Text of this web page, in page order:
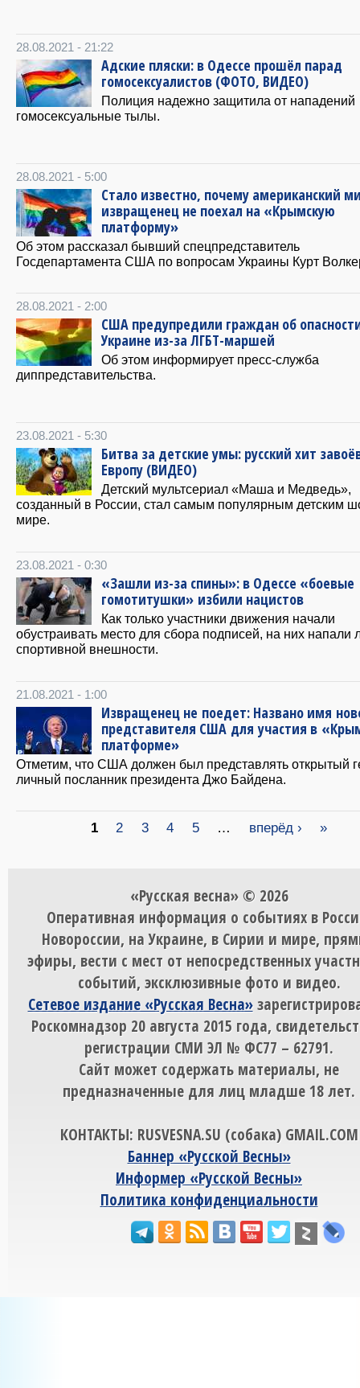
28.08.2021 - 21:22
Адские пляски: в Одессе прошёл парад
гомосексуалистов (ФОТО, ВИДЕО)
Полиция надежно защитила от нападений
гомосексуальные тылы.
28.08.2021 - 5:00
Стало известно, почему американский
извращенец не поехал на «Крымскую
платформу»
Об этом рассказал бывший спецпредставитель
Госдепартамента США по вопросам Украины Курт
28.08.2021 - 2:00
США предупредили граждан об
Украине из-за ЛГБТ-маршей
Об этом информирует пресс-служба
диппредставительства.
23.08.2021 - 5:30
Битва за детские умы: русский хит
Европу (ВИДЕО)
Детский мультсериал «Маша и Медведь»,
созданный в России, стал самым популярным детским
мире.
23.08.2021 - 0:30
«Зашли из-за спины»: в Одессе «боевые
гомотитушки» избили нацистов
Как только участники движения начали
обустраивать место для сбора подписей, на них напали
спортивной внешности.
21.08.2021 - 1:00
Извращенец не поедет: Названо имя
представителя США для участия в
платформе»
Отметим, что США должен был представлять открытый
личный посланник президента Джо Байдена.
1 2 3 4 5 … вперёд › »
«Русская весна» © 2026
Оперативная информация о событиях в
Новороссии, на Украине, в Сирии и мире,
эфиры, вести с мест от непосредственных
событий, эксклюзивные фото и видео.
Сетевое издание «Русская Весна»
Роскомнадзор 20 августа 2015 года,
регистрации СМИ ЭЛ № ФС77 – 62791.
Сайт может содержать материалы, не
предназначенные для лиц младше 18 лет.
КОНТАКТЫ: RUSVESNA.SU (собака) GMAIL.COM
Баннер «Русской Весны»
Информер «Русской Весны»
Политика конфиденциальности